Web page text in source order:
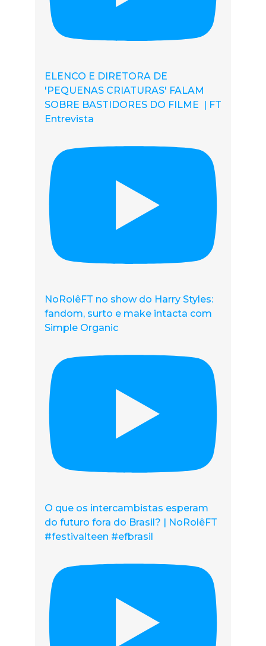
ELENCO E DIRETORA DE
'PEQUENAS CRIATURAS' FALAM
SOBRE BASTIDORES DO FILME | FT
Entrevista
NoRolêFT no show do Harry Styles:
fandom, surto e make intacta com
Simple Organic
O que os intercambistas esperam
do futuro fora do Brasil? | NoRolêFT
#festivalteen #efbrasil